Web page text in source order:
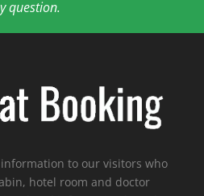
question.
to our visitors who
hotel room and doctor